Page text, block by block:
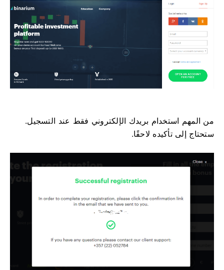
من المهم استخدام بريدك الإلكتروني فقط عند التسجيل.
ستحتاج إلى تأكيده لاحقًا.